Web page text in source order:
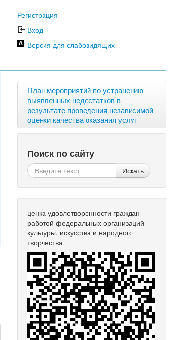
Регистрация
Вход
Версия для слабовидящих
План мероприятий по устранению
выявленных недостатков в
результате проведения независимой
оценки качества оказания услуг
Поиск по сайту
Искать
ценка удовлетворенности граждан
работой федеральных организаций
культуры, искусства и народного
творчества